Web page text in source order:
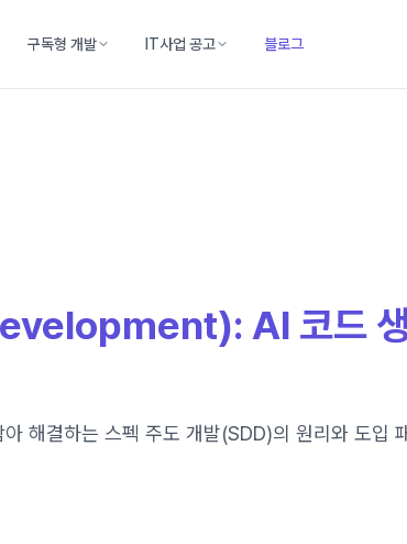
구독형 개발 IT사업 공고 블로그
AI 코드 생
해결하는 스펙 주도 개발(SDD)의 원리와 도입